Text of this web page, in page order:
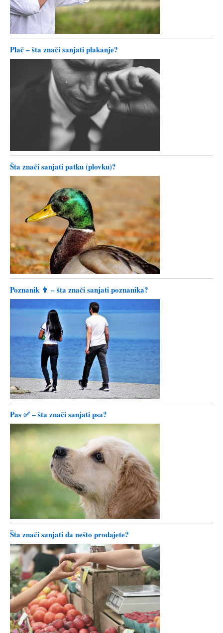
Plač – šta znači sanjati plakanje?
Šta znači sanjati patku (plovku)?
Poznanik 👨 – šta znači sanjati poznanika?
Pas ✅ – šta znači sanjati psa?
Šta znači sanjati da nešto prodajete?